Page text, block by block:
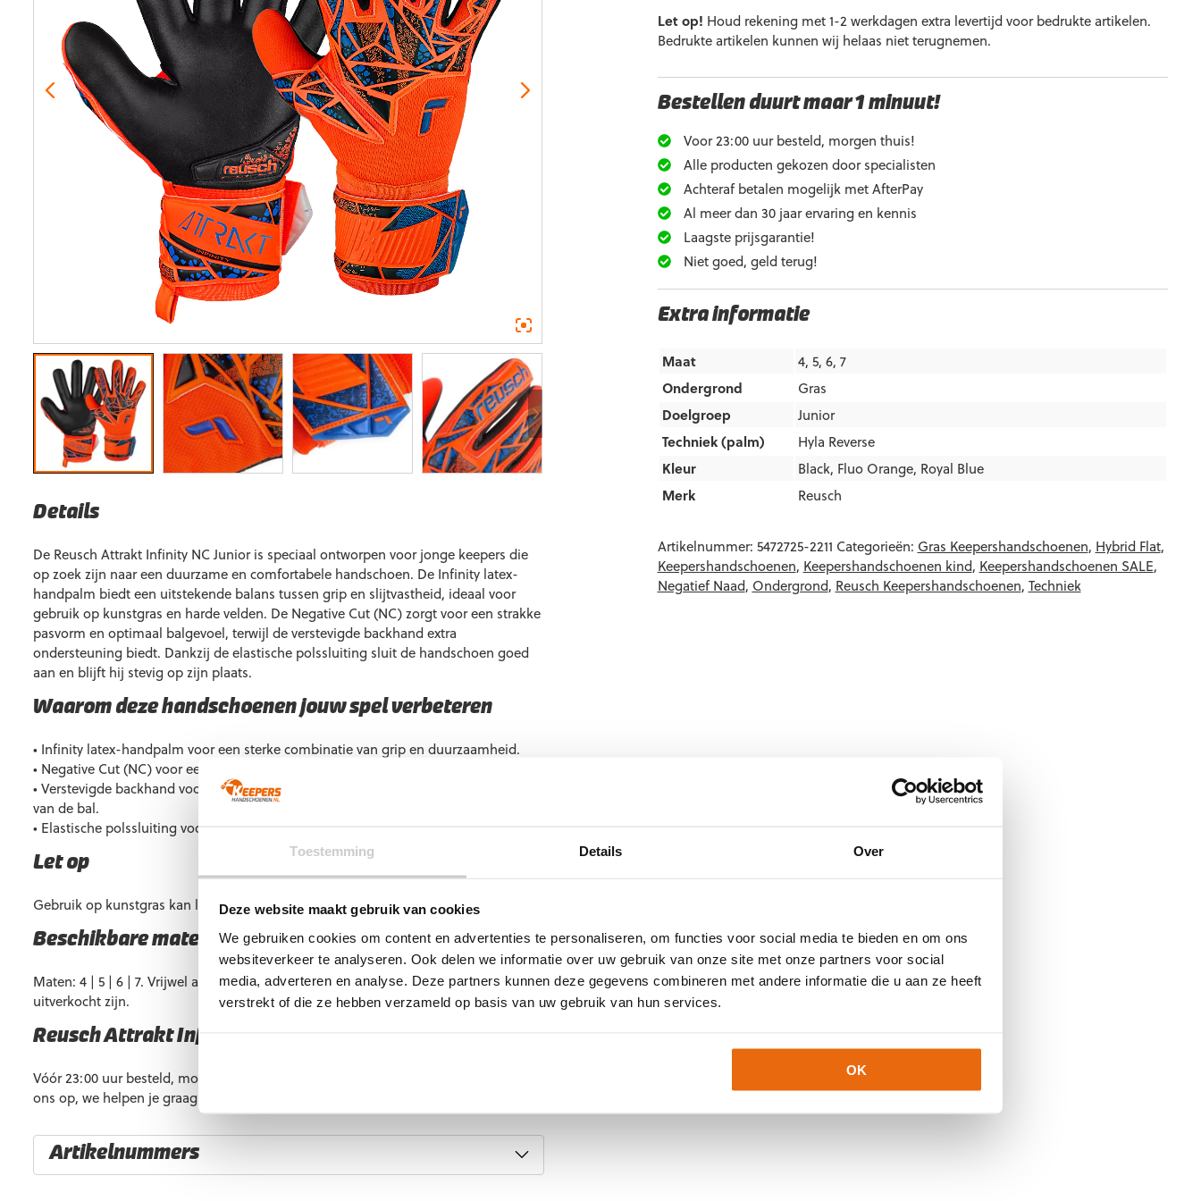
Toestemming Details Over
Deze website maakt gebruik van cookies
We gebruiken cookies om content en advertenties te personaliseren, om functies voor social media te bieden en om ons
websiteverkeer te analyseren. Ook delen we informatie over uw gebruik van onze site met onze partners voor social
media, adverteren en analyse. Deze partners kunnen deze gegevens combineren met andere informatie die u aan ze heeft
verstrekt of die ze hebben verzameld op basis van uw gebruik van hun services.
OK
Details
De Reusch Attrakt Infinity NC Junior is speciaal ontworpen voor jonge keepers die
op zoek zijn naar een duurzame en comfortabele handschoen. De Infinity latex-
handpalm biedt een uitstekende balans tussen grip en slijtvastheid, ideaal voor
gebruik op kunstgras en harde velden. De Negative Cut (NC) zorgt voor een strakke
pasvorm en optimaal balgevoel, terwijl de verstevigde backhand extra
ondersteuning biedt. Dankzij de elastische polssluiting sluit de handschoen goed
aan en blijft hij stevig op zijn plaats.
Waarom deze handschoenen jouw spel verbeteren
• Infinity latex-handpalm voor een sterke combinatie van grip en duurzaamheid.
• Negative Cut (NC) voor een strakke, comfortabele pasvorm en extra balcontrole.
• Verstevigde backhand voor extra bescherming en ondersteuning bij het stompen
van de bal.
• Elastische polssluiting voor een stevige en persoonlijke pasvorm.
Let op
Gebruik op kunstgras kan leiden tot een kortere levensduur.
Beschikbare maten
Maten: 4 | 5 | 6 | 7. Vrijwel altijd op voorraad, maar soms kan een maat tijdelijk
uitverkocht zijn.
Reusch Attrakt Infinity NC Junior kopen?
Vóór 23:00 uur besteld, morgen in huis. Heb je vragen? Neem gerust contact met
ons op, we helpen je graag verder!
Artikelnummers
Let op! Houd rekening met 1-2 werkdagen extra levertijd voor bedrukte artikelen.
Bedrukte artikelen kunnen wij helaas niet terugnemen.
Artikelnummer: 5472725-2211 Categorieën: Gras Keepershandschoenen, Hybrid Flat,
Keepershandschoenen, Keepershandschoenen kind, Keepershandschoenen SALE,
Negatief Naad, Ondergrond, Reusch Keepershandschoenen, Techniek
Bestellen duurt maar 1 minuut!
Voor 23:00 uur besteld, morgen thuis!
Alle producten gekozen door specialisten
Achteraf betalen mogelijk met AfterPay
Al meer dan 30 jaar ervaring en kennis
Laagste prijsgarantie!
Niet goed, geld terug!
Extra informatie
Maat
4, 5, 6, 7
Ondergrond
Gras
Doelgroep
Junior
Techniek (palm)
Hyla Reverse
Kleur
Black, Fluo Orange, Royal Blue
Merk
Reusch